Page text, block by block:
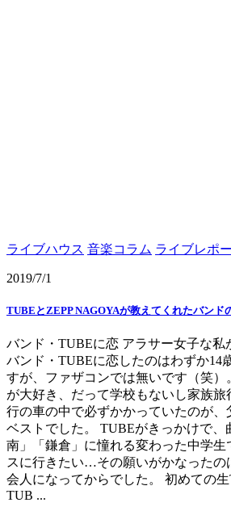
ライブハウス 音楽コラム ライブレポ
2019/7/1
TUBEとZEPP NAGOYAが教えてくれたバンド
バンド・TUBEに恋 アラサー女子な私
バンド・TUBEに恋したのはわずか14
すが、ファザコンでは無いです（笑）
が大好き、だって学校もないし家族旅
行の車の中で必ずかかっていたのが
ベストでした。 TUBEがきっかけで、
南」「鎌倉」に憧れる変わった中学生
スに行きたい…その願いがかなったの
会人になってからでした。 初めての
TUB ...